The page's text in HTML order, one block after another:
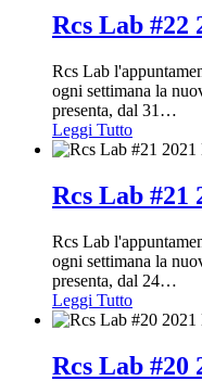
Rcs Lab #22
Rcs Lab
ogni settimana la
presenta, dal 31 …
Leggi Tutto
Rcs Lab #21
Rcs Lab
ogni settimana la
presenta, dal 24…
Leggi Tutto
Rcs Lab #20